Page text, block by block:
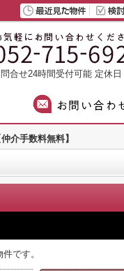
合せ24時間受付可能 定休
介手数料無料】
です。